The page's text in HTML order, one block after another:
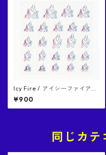
Icy Fire / アイシーファイアー
ネイルシール
¥900
同じカテ